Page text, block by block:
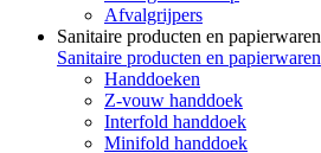
Afvalgrijpers
Sanitaire producten en papierwaren
Sanitaire producten en papierwaren
Handdoeken
Z-vouw handdoek
Interfold handdoek
Minifold handdoek